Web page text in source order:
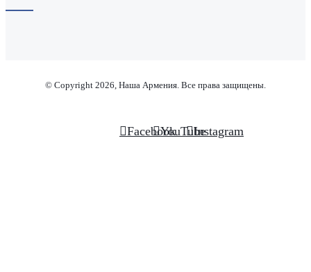
© Copyright 2026, Наша Армения. Все права защищены.
FacebookYouTubeInstagram